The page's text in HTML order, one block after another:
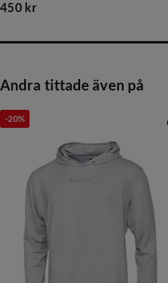
450 kr
Andra tittade även på
-20%